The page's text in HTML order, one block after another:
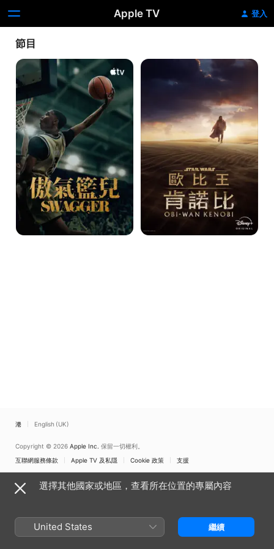
Apple TV 登入
節目
傲
氣
籃
歐
香港 English (UK)
Copyright © 2026 Apple Inc. 保留一切權利。
互聯網服務條款
Apple TV 及私隱 Cookie 政策 支援
選擇其他國家或地區，查看所在位置的專屬內容
United States 繼續